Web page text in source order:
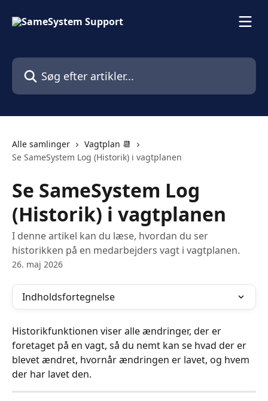
Søg efter artikler...
Alle samlinger
Vagtplan 📆
Se SameSystem Log (Historik) i vagtplanen
Se SameSystem Log
(Historik) i vagtplanen
I denne artikel kan du læse, hvordan du ser
historikken på en medarbejders vagt i vagtplanen.
26. maj 2026
Indholdsfortegnelse
Historikfunktionen viser alle ændringer, der er
foretaget på en vagt, så du nemt kan se hvad der er
blevet ændret, hvornår ændringen er lavet, og hvem
der har lavet den.